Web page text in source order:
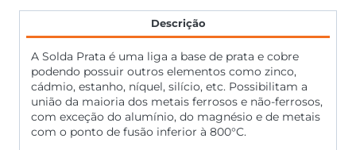
Descrição
A Solda Prata é uma liga a base de prata e cobre
podendo possuir outros elementos como zinco,
cádmio, estanho, níquel, silício, etc. Possibilitam a
união da maioria dos metais ferrosos e não-ferrosos,
com exceção do alumínio, do magnésio e de metais
com o ponto de fusão inferior à 800°C.